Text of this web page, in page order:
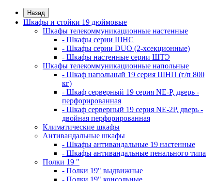
Назад
Шкафы и стойки 19 дюймовые
Шкафы телекоммуникационные настенные
- Шкафы серии ШНС
- Шкафы серии DUO (2-хсекционные)
- Шкафы настенные серии ШТЭ
Шкафы телекоммуникационные напольные
- Шкаф напольный 19 серия ШНП (г/п 800
кг)
- Шкаф серверный 19 серия NE-P, дверь -
перфорированная
- Шкаф серверный 19 серия NE-2P, дверь -
двойная перфорированная
Климатические шкафы
Антивандальные шкафы
- Шкафы антивандальные 19 настенные
- Шкафы антивандальные пенального типа
Полки 19 "
- Полки 19" выдвижные
- Полки 19" консольные